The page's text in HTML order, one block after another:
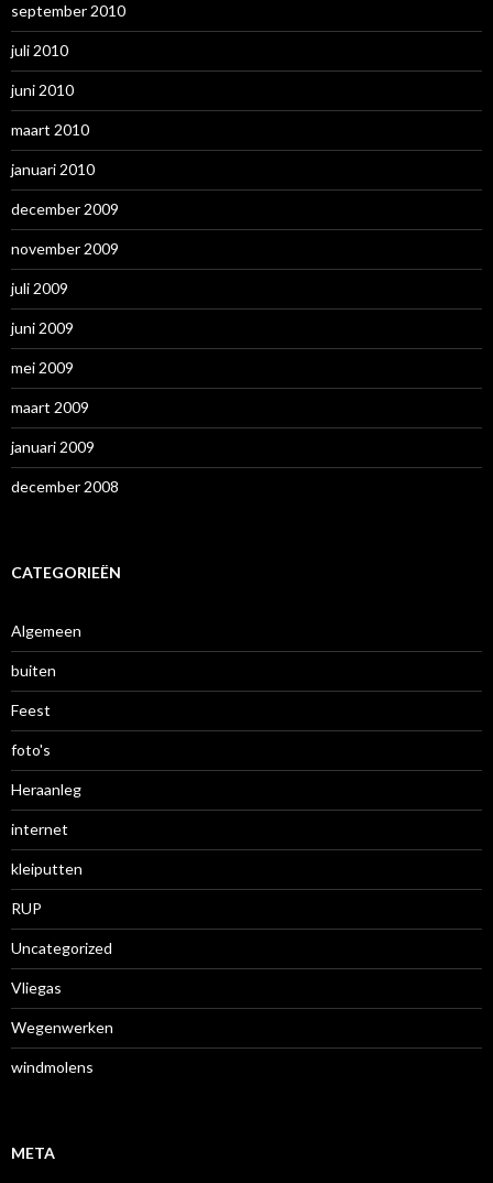
september 2010
juli 2010
juni 2010
maart 2010
januari 2010
december 2009
november 2009
juli 2009
juni 2009
mei 2009
maart 2009
januari 2009
december 2008
CATEGORIEËN
Algemeen
buiten
Feest
foto's
Heraanleg
internet
kleiputten
RUP
Uncategorized
Vliegas
Wegenwerken
windmolens
META